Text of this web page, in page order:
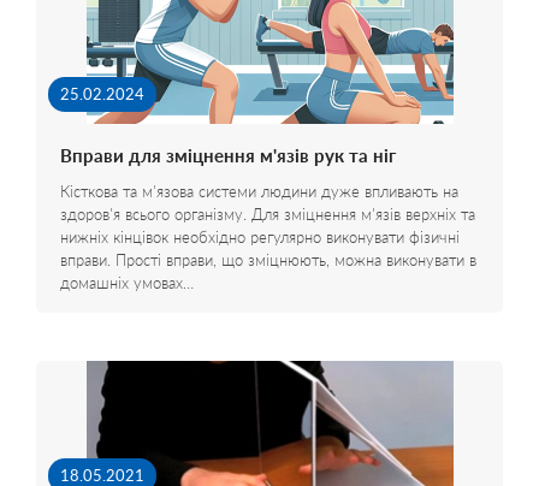
25.02.2024
Вправи для зміцнення м'язів рук та ніг
Кісткова та м'язова системи людини дуже впливають на
здоров'я всього організму. Для зміцнення м'язів верхніх та
нижніх кінцівок необхідно регулярно виконувати фізичні
вправи. Прості вправи, що зміцнюють, можна виконувати в
домашніх умовах…
18.05.2021